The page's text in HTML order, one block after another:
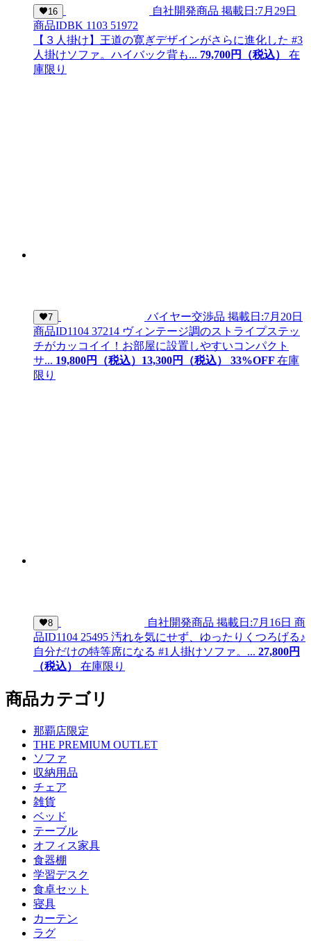
16 自社開発商品 掲載日:7月29日
商品IDBK 1103 51972
【３人掛け】王道の寛ぎデザインがさらに進化した #3
人掛けソファ。ハイバック背も... 79,700円（税込）
在
庫限り
7 バイヤー交渉品 掲載日:7月20日
商品ID1104 37214 ヴィンテージ調のストライプステッ
チがカッコイイ！お部屋に設置しやすいコンパクト
サ... 19,800円（税込） 13,300円（税込） 33%OFF 在庫
限り
8 自社開発商品 掲載日:7月16日 商
品ID1104 25495 汚れを気にせず、ゆったりくつろげる♪
自分だけの特等席になる #1人掛けソファ。... 27,800円
（税込）
在庫限り
商品カテゴリ
那覇店限定
THE PREMIUM OUTLET
ソファ
収納用品
チェア
雑貨
ベッド
テーブル
オフィス家具
食器棚
学習デスク
食卓セット
寝具
カーテン
ラグ